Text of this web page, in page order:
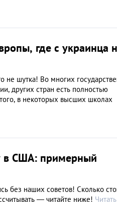
где с украинца
не шутка! Во многих
других стран есть полностью
в некоторых высших школах
в США: примерный
без наших советов! Сколько
— читайте ниже!